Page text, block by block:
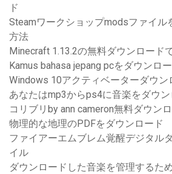
ド
Steamワークショップmodsファイル
方法
Minecraft 1.13.2の無料ダウンロード
Kamus bahasa jepang pcをダウンロ
Windows 10アクティベーターダウン
あなたはmp3からps4に音楽をダウ
コリブリby ann cameron無料ダウン
物理的な地理のPDFをダウンロード
ファイアーエムブレム覚醒デジタル
イル
ダウンロードした音楽を管理するた